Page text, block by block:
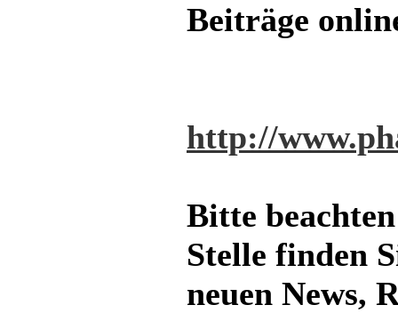
Beiträge
http://
Bitte
Stelle finden
neuen News,